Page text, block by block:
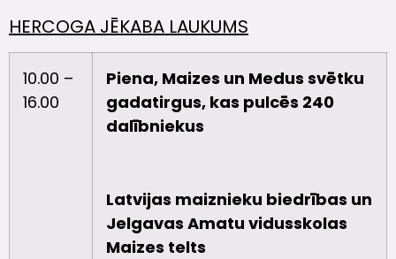
HERCOGA JĒKABA LAUKUMS
10.00 –
16.00
Piena, Maizes un Medus svētku
gadatirgus, kas pulcēs 240
dalībniekus
Latvijas maiznieku biedrības un
Jelgavas Amatu vidusskolas
Maizes telts